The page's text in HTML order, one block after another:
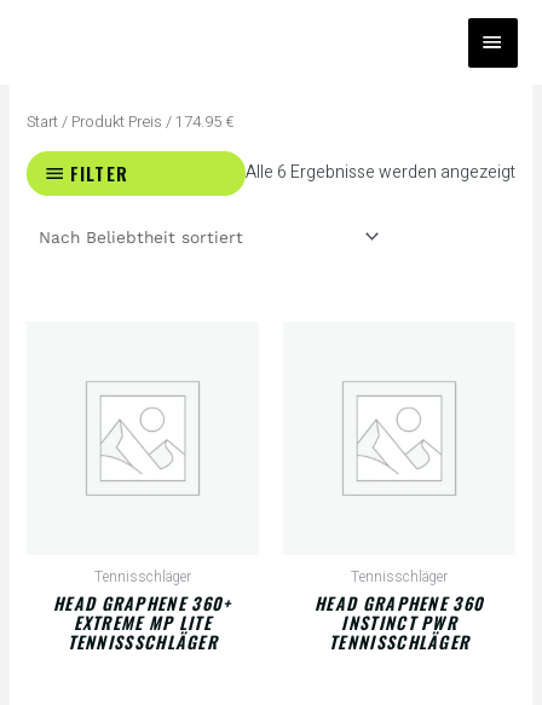
Start/ Produkt Preis / 174.95 €
FILTER Alle 6 Ergebnisse werden angezeigt
Tennisschläger
HEAD GRAPHENE 360+
EXTREME MP LITE
TENNISSSCHLÄGER
Tennisschläger
HEAD GRAPHENE 360
INSTINCT PWR
TENNISSCHLÄGER